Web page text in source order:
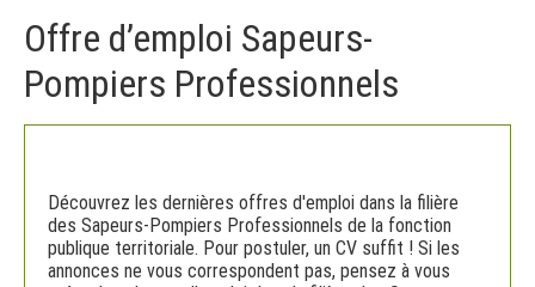
Offre d’emploi Sapeurs-
Pompiers Professionnels
Découvrez les dernières offres d'emploi dans la filière
des Sapeurs-Pompiers Professionnels de la fonction
publique territoriale. Pour postuler, un CV suffit ! Si les
annonces ne vous correspondent pas, pensez à vous